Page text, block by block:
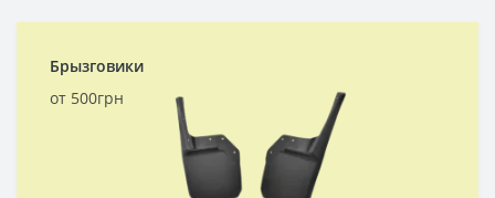
Брызговики
от 500грн